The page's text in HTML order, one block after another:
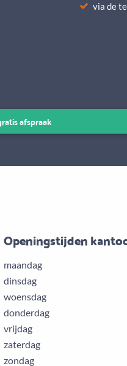
via de
afspraak
Openingstijden
maandag
dinsdag
woensdag
donderdag
vrijdag
zaterdag
zondag